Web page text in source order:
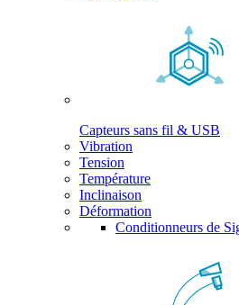
Capteurs sans fil & USB
Vibration
Tension
Température
Inclinaison
Déformation
Conditionneurs de